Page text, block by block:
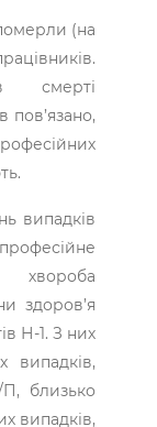
(на
смерті
пов’язано,
випадків
хвороба
здоров’я
Н-1. З них
випадків,
близько
випадків,